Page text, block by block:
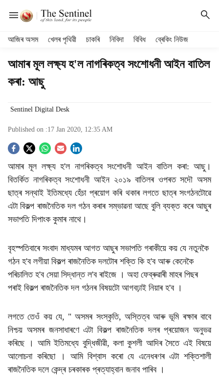
আজিৰ অসম খেলৰ পৃথিৱী চাকৰি নিবিদা বিবিধ ব্ৰেকিং নিউজ
আমাৰ মূল লক্ষ্য হ'ল নাগৰিকত্ব সংশোধনী আইন বাতিল
কৰা: আছু
Sentinel Digital Desk
Published on :17 Jan 2020, 12:35 AM
S
o
c
i
l
s
h
r
e
আমাৰ মূল লক্ষ্য হ'ল নাগৰিকত্ব সংশোধনী আইন বাতিল কৰা: আছু।
বিতৰ্কিত নাগৰিকত্ব সংশোধনী আইন‌ ২০১৯ বাতিলৰ ওপৰত সদৌ অসম
ছাত্ৰ সন্থাই ইতিমধ্যে হেঁচা প্ৰয়োগ কৰি থকাৰ লগতে ছাত্ৰ সংগঠনটোৱে
এটা বিকল্প ৰাজনৈতিক দল গঠন কৰাৰ সম্ভাৱনা আছে বুলি ব্যক্ত কৰে আছুৰ
সভাপতি দিপাংক কুমাৰ নাথে।
বৃহস্পতিবাৰে সংবাদ মাধ্যমৰ আগত আছুৰ সভাপতি গৰাকীয়ে কয় যে নতুনকৈ
গঠন হ'ব লগীয়া বিকল্প ৰাজনৈতিক দলটোৰ শক্তি কি হ'ব আৰু কেনেকৈ
পৰিচালিত হ'ব সেয়া সিদ্ধান্ত ল'ব ৰাইজে । অহা ফেব্ৰুৱাৰী মাহৰ পিছৰ
পৰাই বিকল্প ৰাজনৈতিক দল গঠনৰ বিষয়টো আগবঢ়াই নিয়াৰ হ'ব ।
লগতে তেওঁ কয় যে, " অসমৰ সংস্কৃতি, অস্তিত্ব আৰু ভূমি ৰক্ষাৰ বাবে
নিশ্চয় অসমৰ জনসাধাৰণে এটা বিকল্প ৰাজনৈতিক দলৰ প্ৰয়োজন অনুভৱ
কৰিছে । আমি ইতিমধ্যে বুদ্ধিজীৱী, কলা কুশলী আদিৰ সৈতে এই বিষয়ে
আলোচনা কৰিছো । আমি বিশ্বাস কৰো যে এনেধৰণৰ এটা শক্তিশালী
ৰাজনৈতিক দলে কেন্দ্ৰ চৰকাৰক প্ৰত্যাহ্বান জনাব পাৰিব ।